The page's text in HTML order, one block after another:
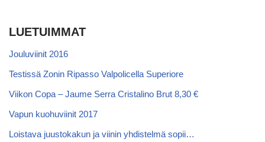
LUETUIMMAT
Jouluviinit 2016
Testissä Zonin Ripasso Valpolicella Superiore
Viikon Copa – Jaume Serra Cristalino Brut 8,30 €
Vapun kuohuviinit 2017
Loistava juustokakun ja viinin yhdistelmä sopii…